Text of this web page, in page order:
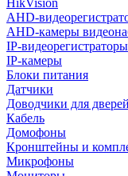
HikVision
AHD-
AHD-камеры
IP-видеорегистраторы
IP-камеры
Блоки питания
Датчики
Доводчики для дверей
Кабель
Домофоны
Кронштейны и
Микрофоны